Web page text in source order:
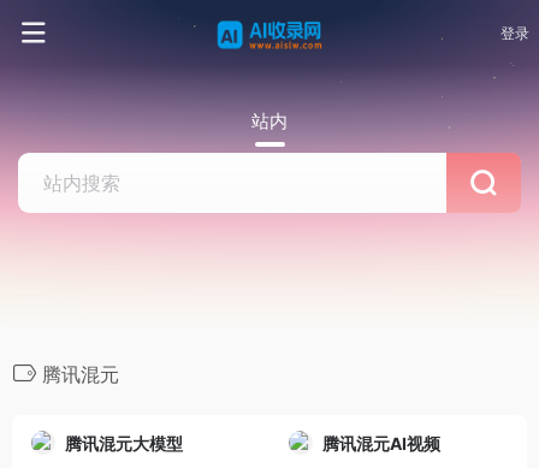
登录
站内
腾讯混元
腾讯混元大模型 腾讯混元AI视频